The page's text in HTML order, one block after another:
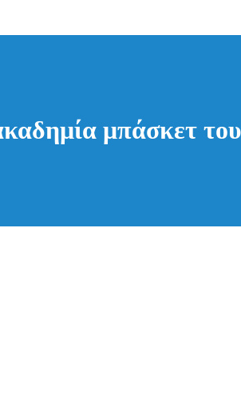
μπάσκετ